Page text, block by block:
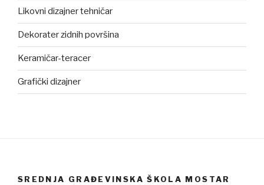
Likovni dizajner tehničar
Dekorater zidnih površina
Keramičar-teracer
Grafički dizajner
SREDNJA GRAĐEVINSKA ŠKOLA MOSTAR